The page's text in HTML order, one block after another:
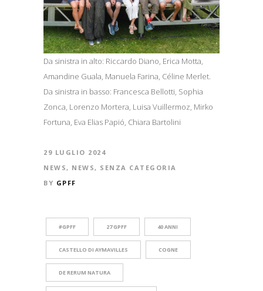
Da sinistra in alto: Riccardo Diano, Erica Motta,
Amandine Guala, Manuela Farina, Céline Merlet.
Da sinistra in basso: Francesca Bellotti, Sophia
Zonca, Lorenzo Mortera, Luisa Vuillermoz, Mirko
Fortuna, Eva Elias Papió, Chiara Bartolini
29 LUGLIO 2024
NEWS, NEWS, SENZA CATEGORIA
BY GPFF
#GPFF 27 GPFF 40 ANNI
CASTELLO DI AYMAVILLES COGNE
DE RERUM NATURA